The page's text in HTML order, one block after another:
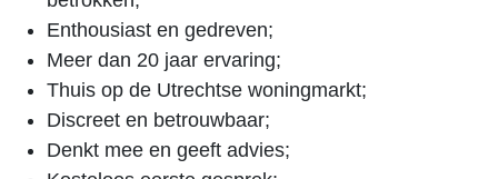
Enthousiast en gedreven;
Meer dan 20 jaar ervaring;
Thuis op de Utrechtse woningmarkt;
Discreet en betrouwbaar;
Denkt mee en geeft advies;